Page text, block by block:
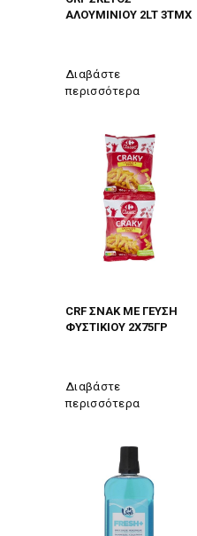
ΑΛΟΥΜΙΝΙΟΥ 2LT 3TMX
Διαβάστε
περισσότερα
CRF ΣΝΑΚ ΜΕ ΓΕΥΣΗ
ΦΥΣΤΙΚΙΟΥ 2Χ75ΓΡ
Διαβάστε
περισσότερα